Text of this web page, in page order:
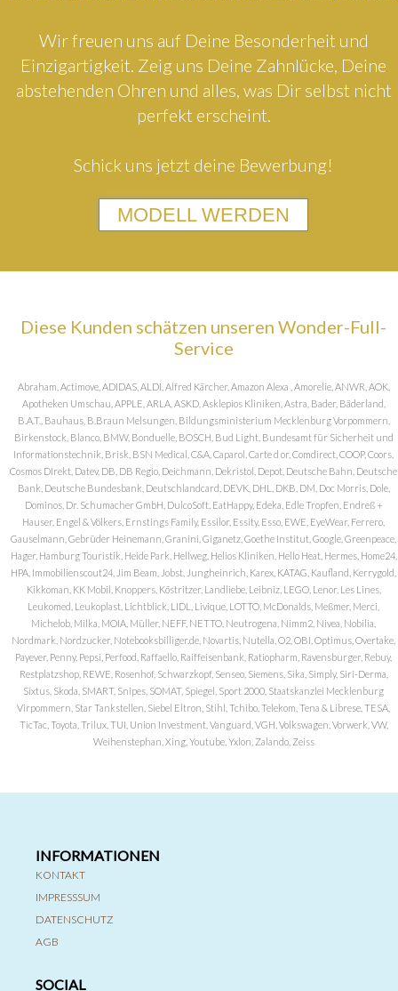
Wir freuen uns auf Deine Besonderheit und
Einzigartigkeit. Zeig uns Deine Zahnlücke, Deine
abstehenden Ohren und alles, was Dir selbst nicht
perfekt erscheint.
Schick uns jetzt deine Bewerbung!
MODELL WERDEN
Diese Kunden schätzen unseren Wonder-Full-
Service
Abraham, Actimove, ADIDAS, ALDI, Alfred Kärcher, Amazon Alexa , Amorelie, ANWR, AOK,
Apotheken Umschau, APPLE, ARLA, ASKD, Asklepios Kliniken, Astra, Bader, Bäderland,
B.A.T., Bauhaus, B.Braun Melsungen, Bildungsministerium Mecklenburg Vorpommern,
Birkenstock, Blanco, BMW, Bonduelle, BOSCH, Bud Light, Bundesamt für Sicherheit und
Informationstechnik, Brisk, BSN Medical, C&A, Caparol, Carte d or, Comdirect, COOP, Coors,
Cosmos DIrekt, Datev, DB, DB Regio, Deichmann, Dekristol, Depot, Deutsche Bahn, Deutsche
Bank, Deutsche Bundesbank, Deutschlandcard, DEVK, DHL, DKB, DM, Doc Morris, Dole,
Dominos, Dr. Schumacher GmbH, DulcoSoft, EatHappy, Edeka, Edle Tropfen, Endreß +
Hauser, Engel & Völkers, Ernstings Family, Essilor, Essity, Esso, EWE, EyeWear, Ferrero,
Gauselmann, Gebrüder Heinemann, Granini, Giganetz, Goethe Institut, Google, Greenpeace,
Hager, Hamburg Touristik, Heide Park, Hellweg, Helios Kliniken, Hello Heat, Hermes, Home24,
HPA, Immobilienscout24, Jim Beam, Jobst, Jungheinrich, Karex, KATAG, Kaufland, Kerrygold,
Kikkoman, KK Mobil, Knoppers, Köstritzer, Landliebe, Leibniz, LEGO, Lenor, Les Lines,
Leukomed, Leukoplast, Lichtblick, LIDL, Livique, LOTTO, McDonalds, Meßmer, Merci,
Michelob, Milka, MOIA, Müller, NEFF, NETTO, Neutrogena, Nimm2, Nivea, Nobilia,
Nordmark, Nordzucker, Notebooksbilliger.de, Novartis, Nutella, O2, OBI, Optimus, Overtake,
Payever, Penny, Pepsi, Perfood, Raffaello, Raiffeisenbank, Ratiopharm, Ravensburger, Rebuy,
Restplatzshop, REWE, Rosenhof, Schwarzkopf, Senseo, Siemens, Sika, Simply, Siri-Derma,
Sixtus, Skoda, SMART, Snipes, SOMAT, Spiegel, Sport 2000, Staatskanzlei Mecklenburg
Virpommern, Star Tankstellen, Siebel Eltron, Stihl, Tchibo, Telekom, Tena & Librese, TESA,
TicTac, Toyota, Trilux, TUI, Union Investment, Vanguard, VGH, Volkswagen, Vorwerk, VW,
Weihenstephan, Xing, Youtube, Yxlon, Zalando, Zeiss
INFORMATIONEN
KONTAKT
IMPRESSSUM
DATENSCHUTZ
AGB
SOCIAL